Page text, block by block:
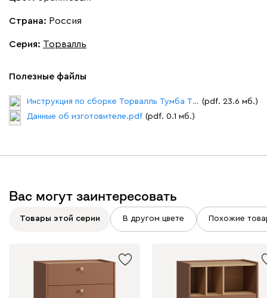
Страна: Россия
Серия: Торвалль
Полезные файлы
Инструкция по сборке Торвалль Тумба ТВ - 1.pdf (pdf. 23.6 мб.)
Данные об изготовителе.pdf (pdf. 0.1 мб.)
Вас могут заинтересовать
Товары этой серии В другом цвете Похожие